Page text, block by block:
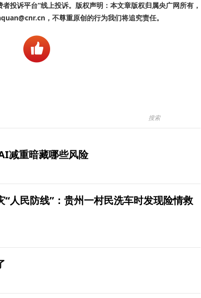
投诉平台”线上投诉。版权声明：本文章版权归属央广网所有，
，不尊重原创的行为我们将追究责任。
减重暗藏哪些风险
人民防线”：贵州一村民洗车时发现险情救